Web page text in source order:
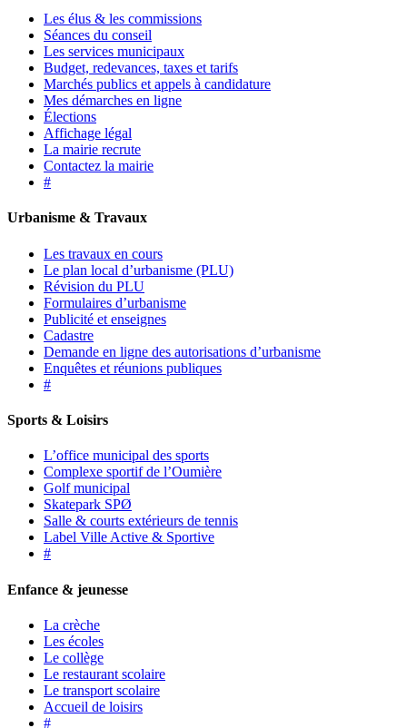
Les élus & les commissions
Séances du conseil
Les services municipaux
Budget, redevances, taxes et tarifs
Marchés publics et appels à candidature
Mes démarches en ligne
Élections
Affichage légal
La mairie recrute
Contactez la mairie
#
Urbanisme & Travaux
Les travaux en cours
Le plan local d’urbanisme (PLU)
Révision du PLU
Formulaires d’urbanisme
Publicité et enseignes
Cadastre
Demande en ligne des autorisations d’urbanisme
Enquêtes et réunions publiques
#
Sports & Loisirs
L’office municipal des sports
Complexe sportif de l’Oumière
Golf municipal
Skatepark SPØ
Salle & courts extérieurs de tennis
Label Ville Active & Sportive
#
Enfance & jeunesse
La crèche
Les écoles
Le collège
Le restaurant scolaire
Le transport scolaire
Accueil de loisirs
#